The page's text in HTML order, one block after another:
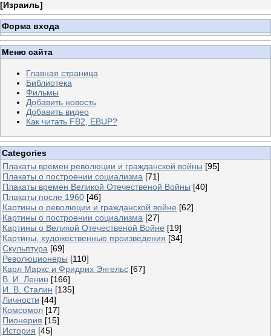
[Израиль]
Форма входа
Меню сайта
Главная страница
Библиотека
Фильмы
Добавить новость
Добавить видео
Как читать FB2, EBUP?
Categories
Плакаты времен революции и гражданской войны [95]
Плакаты о построении социализма [71]
Плакаты времен Великой Отечественой Войны [40]
Плакаты после 1960 [46]
Картины о революции и гражданской войне [62]
Картины о построении социализма [27]
Картины о Великой Отечественой Войне [19]
Картины, художественные произведения [34]
Скульптура [69]
Революционеры [110]
Карл Маркс и Фридрих Энгельс [67]
В. И. Ленин [166]
И. В. Сталин [135]
Личности [44]
Комсомол [17]
Пионерия [15]
История [45]